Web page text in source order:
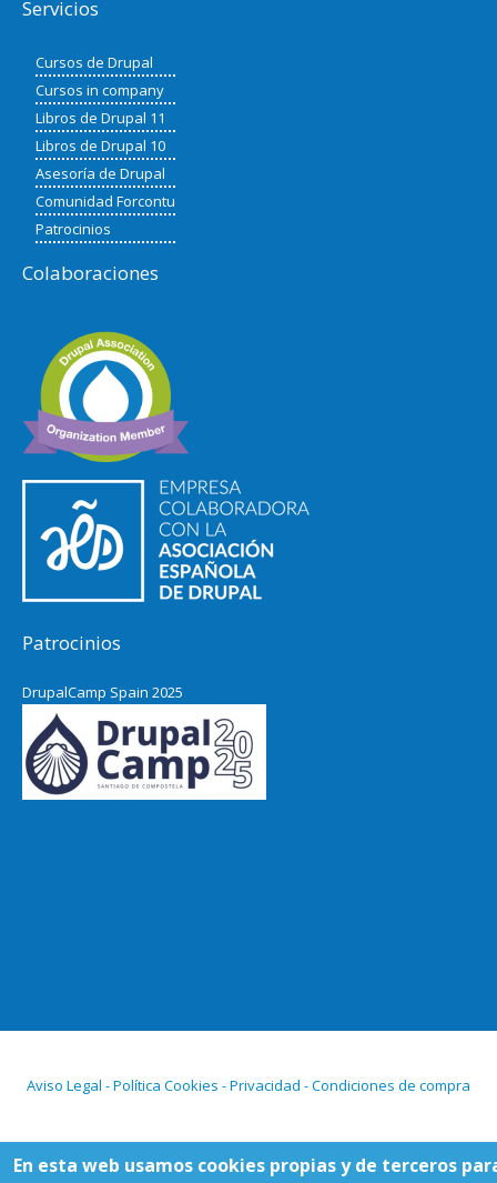
Servicios
Cursos de Drupal
Cursos in company
Libros de Drupal 11
Libros de Drupal 10
Asesoría de Drupal
Comunidad Forcontu
Patrocinios
Colaboraciones
Patrocinios
DrupalCamp Spain 2025
Aviso Legal - Política Cookies - Privacidad - Condiciones de compra
En esta web usamos cookies propias y de terceros